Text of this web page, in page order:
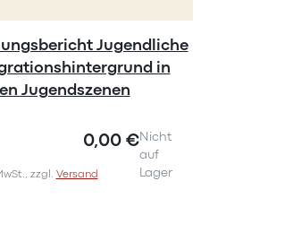
Jugendliche
in
Jugendszenen
0,00 €
zzgl. Versand
Nicht
auf
Lager